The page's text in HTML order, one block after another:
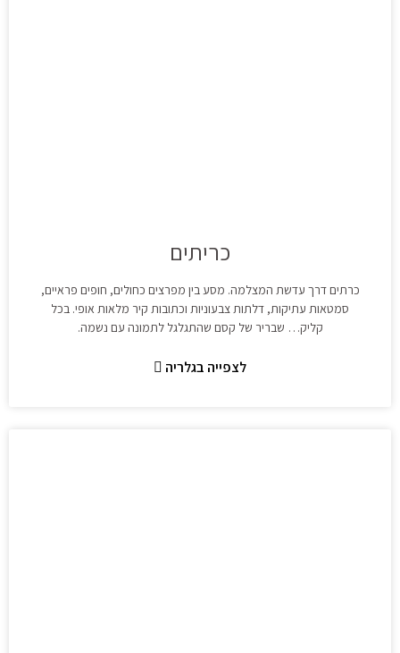
כריתים
כרתים דרך עדשת המצלמה. מסע בין מפרצים כחולים, חופים פראיים,
סמטאות עתיקות, דלתות צבעוניות וכתובות קיר מלאות אופי. בכל
קליק… שבריר של קסם שהתגלגל לתמונה עם נשמה.
לצפייה בגלריה